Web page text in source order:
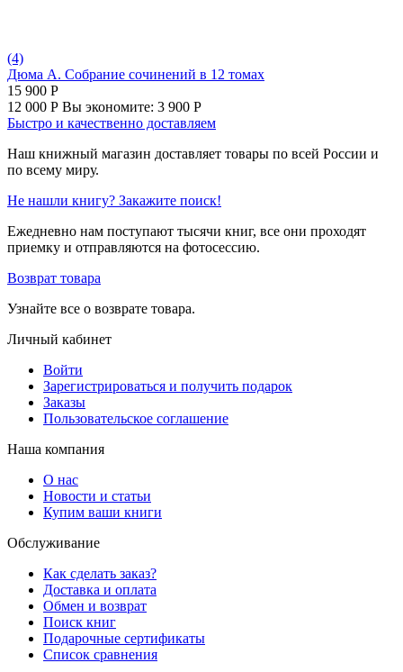
(4)
Дюма А. Собрание сочинений в 12 томах
15 900 Р
12 000 Р Вы экономите: 3 900 Р
Быстро и качественно доставляем
Наш книжный магазин доставляет товары по всей России и
по всему миру.
Не нашли книгу? Закажите поиск!
Ежедневно нам поступают тысячи книг, все они проходят
приемку и отправляются на фотосессию.
Возврат товара
Узнайте все о возврате товара.
Личный кабинет
Войти
Зарегистрироваться и получить подарок
Заказы
Пользовательское соглашение
Наша компания
О нас
Новости и статьи
Купим ваши книги
Обслуживание
Как сделать заказ?
Доставка и оплата
Обмен и возврат
Поиск книг
Подарочные сертификаты
Список сравнения